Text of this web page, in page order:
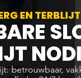
EN TERBLIJT
betrouwbaar,